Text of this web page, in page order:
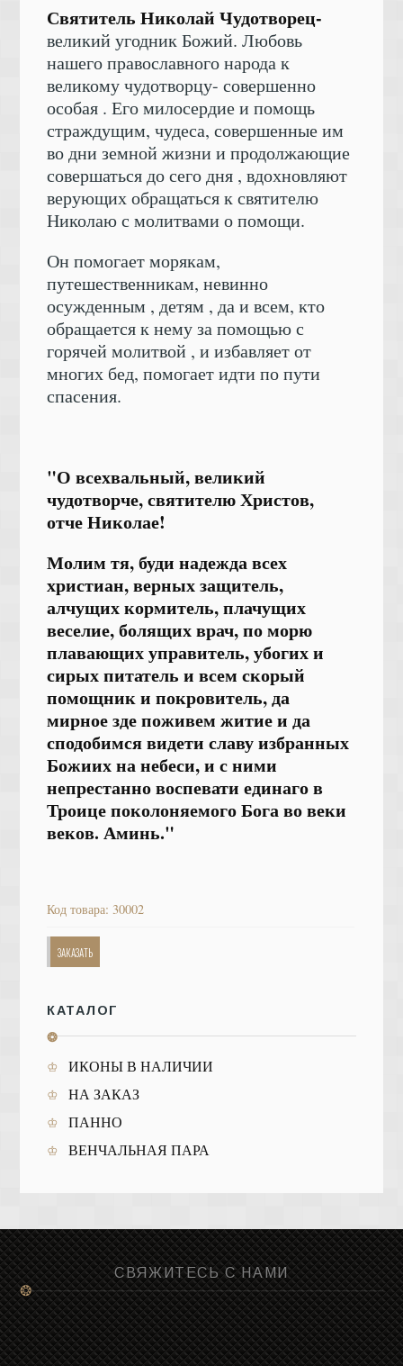
Святитель Николай Чудотворец-
великий угодник Божий. Любовь
нашего православного народа к
великому чудотворцу- совершенно
особая . Его милосердие и помощь
страждущим, чудеса, совершенные им
во дни земной жизни и продолжающие
совершаться до сего дня , вдохновляют
верующих обращаться к святителю
Николаю с молитвами о помощи.
Он помогает морякам,
путешественникам, невинно
осужденным , детям , да и всем, кто
обращается к нему за помощью с
горячей молитвой , и избавляет от
многих бед, помогает идти по пути
спасения.
"О всехвальный, великий
чудотворче, святителю Христов,
отче Николае!
Молим тя, буди надежда всех
христиан, верных защитель,
алчущих кормитель, плачущих
веселие, болящих врач, по морю
плавающих управитель, убогих и
сирых питатель и всем скорый
помощник и покровитель, да
мирное зде поживем житие и да
сподобимся видети славу избранных
Божиих на небеси, и с ними
непрестанно воспевати единаго в
Троице поколоняемого Бога во веки
веков. Аминь."
Код товара: 30002
ЗАКАЗАТЬ
❂
КАТАЛОГ
ИКОНЫ В НАЛИЧИИ
НА ЗАКАЗ
ПАННО
ВЕНЧАЛЬНАЯ ПАРА
❂
СВЯЖИТЕСЬ С НАМИ